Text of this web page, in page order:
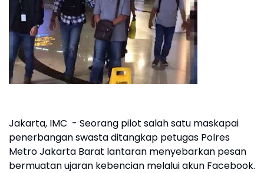
Jakarta, IMC - Seorang pilot salah satu maskapai
penerbangan swasta ditangkap petugas Polres
Metro Jakarta Barat lantaran menyebarkan pesan
bermuatan ujaran kebencian melalui akun Facebook.